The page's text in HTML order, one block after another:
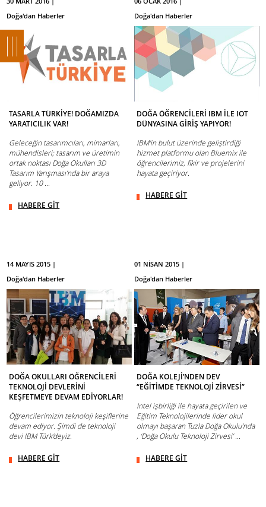
Doğa'dan Haberler
TASARLA TÜRKİYE! DOĞAMIZDA
YARATICILIK VAR!
Geleceğin tasarımcıları, mimarları,
mühendisleri; tasarım ve üretimin
ortak noktası Doğa Okulları 3D
Tasarım Yarışması’nda bir araya
geliyor. 10 ...
HABERE GİT
Doğa'dan Haberler
DOĞA ÖĞRENCİLERİ IBM İLE IOT
DÜNYASINA GİRİŞ YAPIYOR!
IBM'in bulut üzerinde geliştirdiği
hizmet platformu olan Bluemix ile
öğrencilerimiz, fikir ve projelerini
hayata geçiriyor.
HABERE GİT
14 MAYIS 2015 |
Doğa'dan Haberler
DOĞA OKULLARI ÖĞRENCİLERİ
TEKNOLOJİ DEVLERİNİ
KEŞFETMEYE DEVAM EDİYORLAR!
Öğrencilerimizin teknoloji keşiflerine
devam ediyor. Şimdi de teknoloji
devi IBM Türk'deyiz.
HABERE GİT
01 NİSAN 2015 |
Doğa'dan Haberler
DOĞA KOLEJİ’NDEN DEV
“EĞİTİMDE TEKNOLOJİ ZİRVESİ”
Intel işbirliği ile hayata geçirilen ve
Eğitim Teknolojilerinde lider okul
olmayı başaran Tuzla Doğa Okulu’nda
, ‘Doğa Okulu Teknoloji Zirvesi’ ...
HABERE GİT